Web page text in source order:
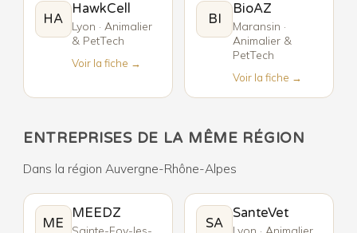
HA
HawkCell
Lyon · Animalier
& PetTech
Voir la fiche →
BI
BioAZ
Maransin ·
Animalier &
PetTech
Voir la fiche →
ENTREPRISES DE LA MÊME RÉGION
Dans la région Auvergne-Rhône-Alpes
ME
MEEDZ
Sainte-Foy-les-
SA
SanteVet
Lyon · Animalier